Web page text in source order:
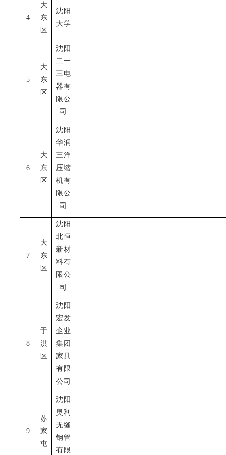
4
大
东
区
沈阳
大学
5
大
东
区
沈阳
二一
三电
器有
限公
司
6
大
东
区
沈阳
华润
三洋
压缩
机有
限公
司
7
大
东
区
沈阳
北恒
新材
料有
限公
司
8
于
洪
区
沈阳
宏发
企业
集团
家具
有限
公司
9
苏
家
屯
沈阳
奥利
无缝
钢管
有限